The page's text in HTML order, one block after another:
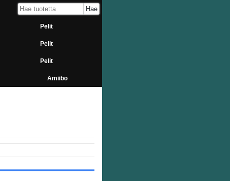
Pelit
Pelit
Pelit
Amiibo